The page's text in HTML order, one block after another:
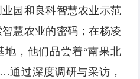
园和良科智慧农业示范
慧农业的密码；在杨凌
地，他们品尝着“南果北
过深度调研与采访，